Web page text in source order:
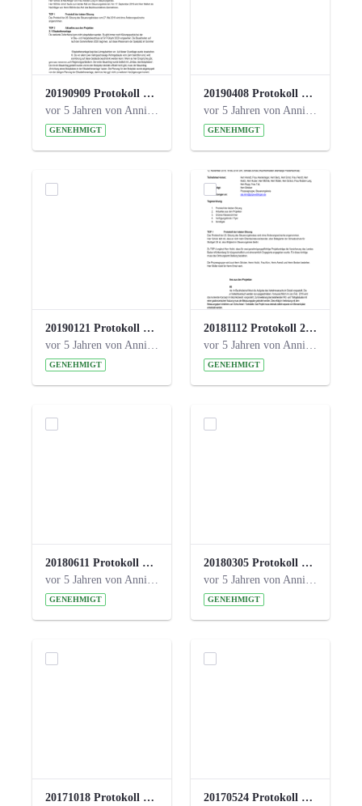
20190909 Protokoll 27. Steuerungskreis.pdf
vor 5 Jahren von Anni Schlumberger
GENEHMIGT
20190408 Protokoll 26. Steuerungskreis.pdf
vor 5 Jahren von Anni Schlumberger
GENEHMIGT
20190121 Protokoll 25. Steuerungskreis.pdf
vor 5 Jahren von Anni Schlumberger
GENEHMIGT
20181112 Protokoll 24. Steuerungskreis.pdf
vor 5 Jahren von Anni Schlumberger
GENEHMIGT
20180611 Protokoll 23. Steuerungskreis.pdf
vor 5 Jahren von Anni Schlumberger
GENEHMIGT
20180305 Protokoll 22. Steuerungskreis.pdf
vor 5 Jahren von Anni Schlumberger
GENEHMIGT
20171018 Protokoll 21. Steuerungskreis.pdf
20170524 Protokoll 20. Steuerungskreis.pdf